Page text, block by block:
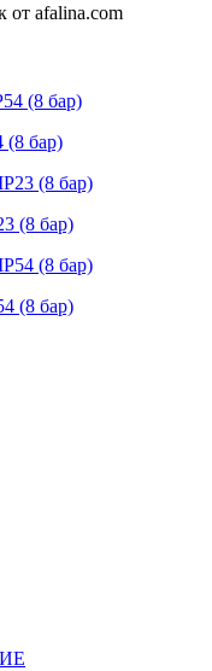
от afalina.com
(8 бар)
(8 бар)
(8 бар)